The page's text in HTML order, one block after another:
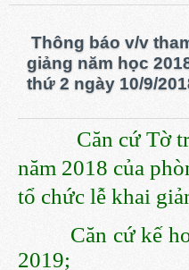
Thông báo v/v
giảng năm học
thứ 2 ngày 10/9/
Căn cứ Tờ
năm 2018 của
tổ chức lễ khai
Căn cứ kế
2019;